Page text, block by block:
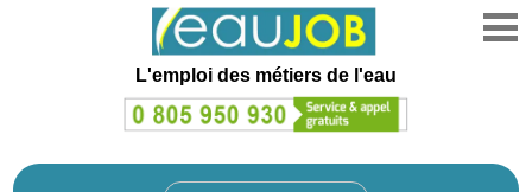
L'emploi des métiers de l'eau